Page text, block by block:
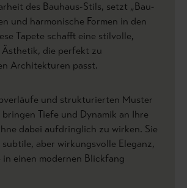
des Bauhaus-Stils, setzt „Bau-
und harmonische Formen in den
Tapete schafft eine stilvolle,
Ästhetik, die perfekt zu
Architekturen passt.
und strukturierten Muster
bringen Tiefe und Dynamik an Ihre
dabei aufdringlich zu wirken. Sie
aber wirkungsvolle Eleganz,
in einen modernen Blickfang